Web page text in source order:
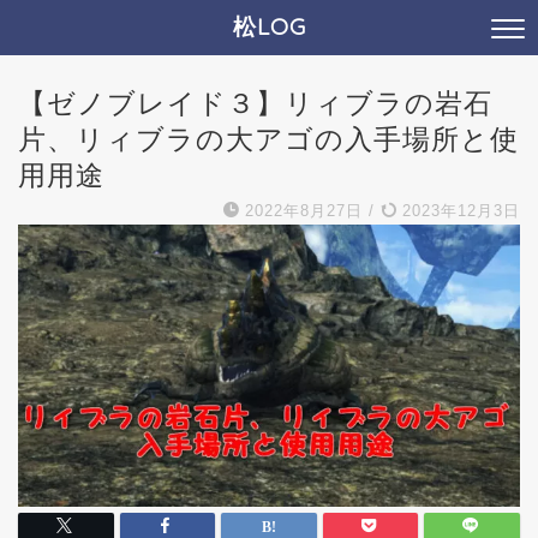
松LOG
【ゼノブレイド３】リィブラの岩石
片、リィブラの大アゴの入手場所と使
用用途
2022年8月27日 / 2023年12月3日